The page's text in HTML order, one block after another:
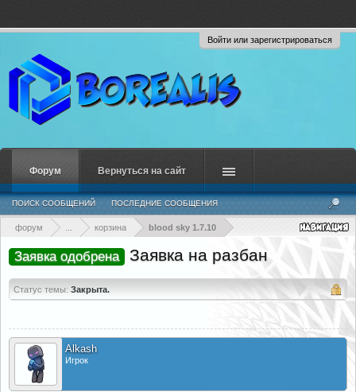
Войти или зарегистрироваться
форум корзина blood sky 1.7.10
Заявка одобрена Заявка на разбан
Статус темы: Закрыта.
Alkash
Игрок
Форум
ПОИСК СООБЩЕНИЙ ПОСЛЕДНИЕ СООБЩЕНИЯ
Вернуться на сайт